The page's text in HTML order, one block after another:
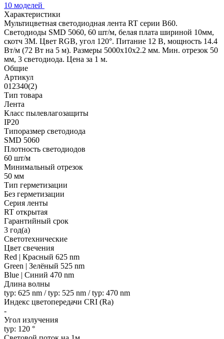
10 моделей
Характеристики
Мультицветная светодиодная лента RT серии B60.
Светодиоды SMD 5060, 60 шт/м, белая плата шириной 10мм,
скотч 3M. Цвет RGB, угол 120°. Питание 12 В, мощность 14.4
Вт/м (72 Вт на 5 м). Размеры 5000x10x2.2 мм. Мин. отрезок 50
мм, 3 светодиода. Цена за 1 м.
Общие
Артикул
012340(2)
Тип товара
Лента
Класс пылевлагозащиты
IP20
Типоразмер светодиода
SMD 5060
Плотность светодиодов
60 шт/м
Минимальный отрезок
50 мм
Тип герметизации
Без герметизации
Серия ленты
RT открытая
Гарантийный срок
3 год(а)
Светотехнические
Цвет свечения
Red | Красный 625 nm
Green | Зелёный 525 nm
Blue | Синий 470 nm
Длина волны
typ: 625 nm / typ: 525 nm / typ: 470 nm
Индекс цветопередачи CRI (Ra)
-
Угол излучения
typ: 120 °